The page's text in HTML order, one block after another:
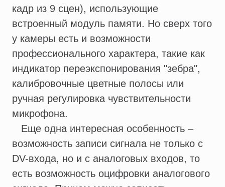
кадр из 9 сцен), использующие
встроенный модуль памяти. Но сверх того
у камеры есть и возможности
профессионального характера, такие как
индикатор переэкспонирования "зебра",
калибровочные цветные полосы или
ручная регулировка чувствительности
микрофона.
Еще одна интересная особенность –
возможность записи сигнала не только с
DV-входа, но и с аналоговых входов, то
есть возможность оцифровки аналогового